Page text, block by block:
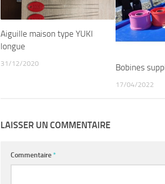
Aiguille maison type YUKI
longue
31/12/2020 Bobines
17/04/2022
LAISSER UN COMMENTAIRE
Commentaire *